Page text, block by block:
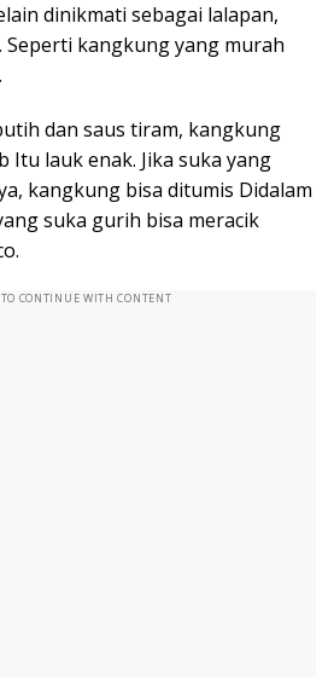
dinikmati sebagai lalapan,
Seperti kangkung yang murah
dan saus tiram, kangkung
Itu lauk enak. Jika suka yang
kangkung bisa ditumis Didalam
suka gurih bisa meracik
TO CONTINUE WITH CONTENT